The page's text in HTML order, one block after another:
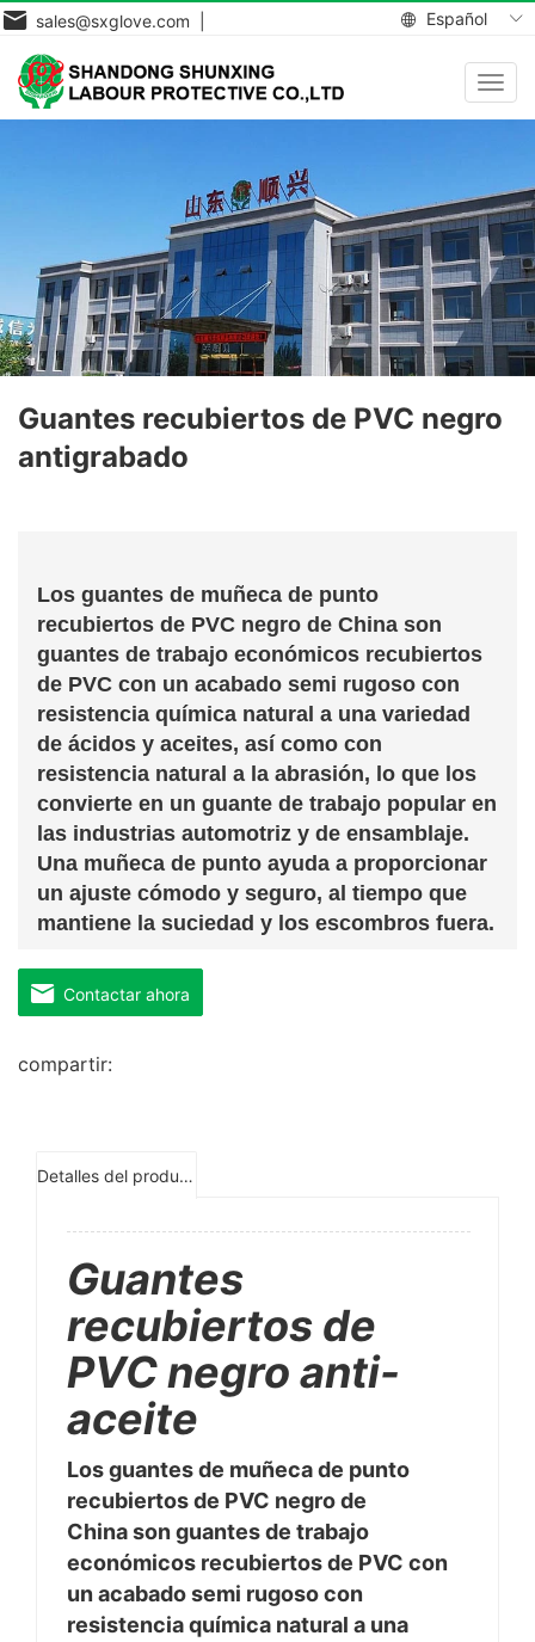
Español
sales@sxglove.com |
Guantes recubiertos de PVC negro
antigrabado
Los guantes de muñeca de punto
recubiertos de PVC negro de China son
guantes de trabajo económicos recubiertos
de PVC con un acabado semi rugoso con
resistencia química natural a una variedad
de ácidos y aceites, así como con
resistencia natural a la abrasión, lo que los
convierte en un guante de trabajo popular en
las industrias automotriz y de ensamblaje.
Una muñeca de punto ayuda a proporcionar
un ajuste cómodo y seguro, al tiempo que
mantiene la suciedad y los escombros fuera.
Contactar ahora
compartir:
Detalles del producto
Guantes
recubiertos de
PVC negro anti-
aceite
Los guantes de muñeca de punto
recubiertos de PVC negro de
China son guantes de trabajo
económicos recubiertos de PVC con
un acabado semi rugoso con
resistencia química natural a una